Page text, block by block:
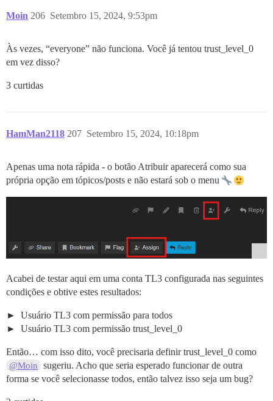
Moin Setembro 15, 2024, 9:53pm
206
Às vezes, “everyone” não funciona. Você já tentou trust_level_0
em vez disso?
3 curtidas
HamMan2118 Setembro 15, 2024, 10:18pm
207
Apenas uma nota rápida - o botão Atribuir aparecerá como sua
própria opção em tópicos/posts e não estará sob o menu
Acabei de testar aqui em uma conta TL3 configurada nas seguintes
condições e obtive estes resultados:
Usuário TL3 com permissão para todos
Usuário TL3 com permissão trust_level_0
Então… com isso dito, você precisaria definir trust_level_0 como
@Moin
sugeriu. Acho que seria esperado funcionar de outra
forma se você selecionasse todos, então talvez isso seja um bug?